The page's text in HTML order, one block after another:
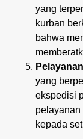
yang
kurban
bahwa
yang
ekspedisi
pelayanan
kepada